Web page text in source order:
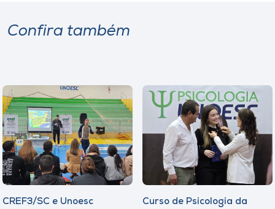
Confira também
CREF3/SC e Unoesc
Curso de Psicologia da